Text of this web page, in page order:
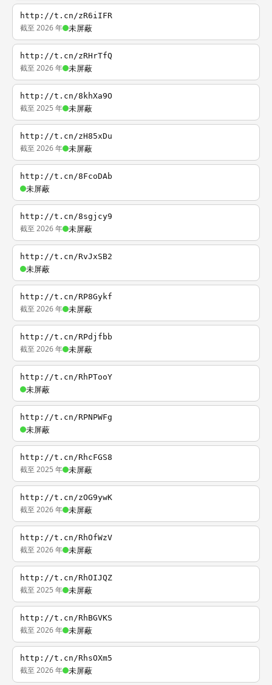
http://t.cn/zR6iIFR
截至 2026 年 未屏蔽
http://t.cn/zRHrTfQ
截至 2026 年 未屏蔽
http://t.cn/8khXa9O
截至 2025 年 未屏蔽
http://t.cn/zH85xDu
截至 2026 年 未屏蔽
http://t.cn/8FcoDAb
未屏蔽
http://t.cn/8sgjcy9
截至 2026 年 未屏蔽
http://t.cn/RvJxSB2
未屏蔽
http://t.cn/RP8Gykf
截至 2026 年 未屏蔽
http://t.cn/RPdjfbb
截至 2026 年 未屏蔽
http://t.cn/RhPTooY
未屏蔽
http://t.cn/RPNPWFg
未屏蔽
http://t.cn/RhcFGS8
截至 2025 年 未屏蔽
http://t.cn/zOG9ywK
截至 2026 年 未屏蔽
http://t.cn/RhOfWzV
截至 2026 年 未屏蔽
http://t.cn/RhOIJQZ
截至 2025 年 未屏蔽
http://t.cn/RhBGVKS
截至 2026 年 未屏蔽
http://t.cn/RhsOXm5
截至 2026 年 未屏蔽